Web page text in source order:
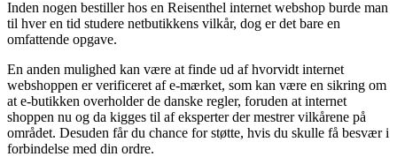
Inden nogen bestiller hos en Reisenthel internet webshop burde man
til hver en tid studere netbutikkens vilkår, dog er det bare en
omfattende opgave.
En anden mulighed kan være at finde ud af hvorvidt internet
webshoppen er verificeret af e-mærket, som kan være en sikring om
at e-butikken overholder de danske regler, foruden at internet
shoppen nu og da kigges til af eksperter der mestrer vilkårene på
området. Desuden får du chance for støtte, hvis du skulle få besvær i
forbindelse med din ordre.